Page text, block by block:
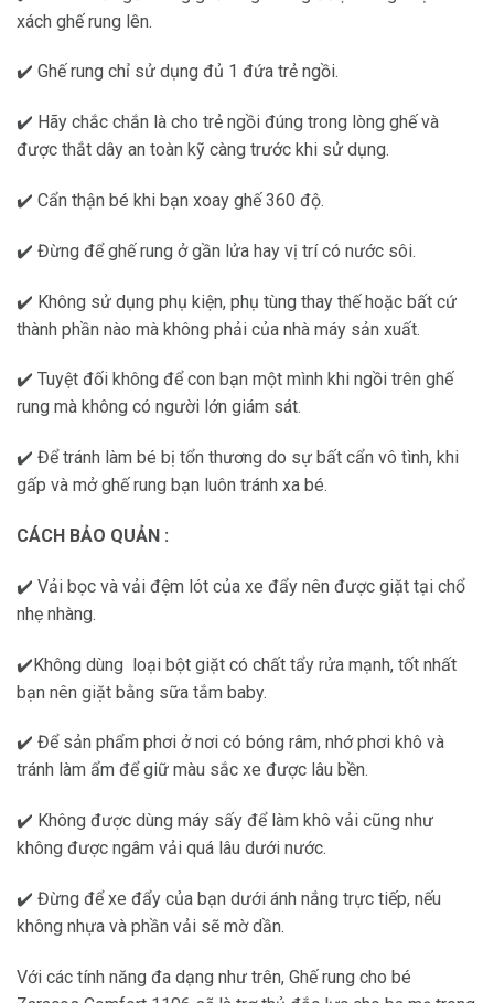
xách ghế rung lên.
✔️ Ghế rung chỉ sử dụng đủ 1 đứa trẻ ngồi.
✔️ Hãy chắc chắn là cho trẻ ngồi đúng trong lòng ghế và
được thắt dây an toàn kỹ càng trước khi sử dụng.
✔️ Cẩn thận bé khi bạn xoay ghế 360 độ.
✔️ Đừng để ghế rung ở gần lửa hay vị trí có nước sôi.
✔️ Không sử dụng phụ kiện, phụ tùng thay thế hoặc bất cứ
thành phần nào mà không phải của nhà máy sản xuất.
✔️ Tuyệt đối không để con bạn một mình khi ngồi trên ghế
rung mà không có người lớn giám sát.
✔️ Để tránh làm bé bị tổn thương do sự bất cẩn vô tình, khi
gấp và mở ghế rung bạn luôn tránh xa bé.
CÁCH BẢO QUẢN :
✔️ Vải bọc và vải đệm lót của xe đẩy nên được giặt tại chổ
nhẹ nhàng.
✔️Không dùng loại bột giặt có chất tẩy rửa mạnh, tốt nhất
bạn nên giặt bằng sữa tắm baby.
✔️ Để sản phẩm phơi ở nơi có bóng râm, nhớ phơi khô và
tránh làm ẩm để giữ màu sắc xe được lâu bền.
✔️ Không được dùng máy sấy để làm khô vải cũng như
không được ngâm vải quá lâu dưới nước.
✔️ Đừng để xe đẩy của bạn dưới ánh nắng trực tiếp, nếu
không nhựa và phần vải sẽ mờ dần.
Với các tính năng đa dạng như trên, Ghế rung cho bé